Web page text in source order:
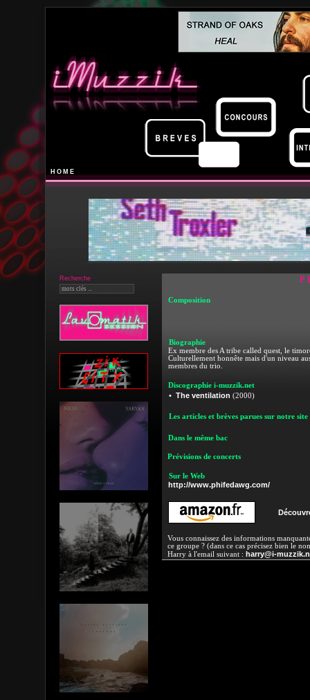
HOME
Recherche
Composition
Biographie
Ex membre des A tribe called quest, le
Culturellement honnête mais d'un niveau
membres du trio.
Discographie i-muzzik.net
• The ventilation (2000)
Les articles et brèves parues sur notre site
Dans le même bac
Prévisions de concerts
Sur le Web
http://www.phifedawg.com/
Vous connaissez des informations
ce groupe ? (dans ce cas précisez bien le
Harry à l'email suivant : harry@i-